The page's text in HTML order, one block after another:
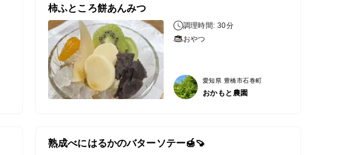
柿ふところ餅あんみつ
調理時間: 30分
おやつ
愛知県 豊橋市石巻町
おかもと農園
熟成べにはるかのバターソテー🍯🍠